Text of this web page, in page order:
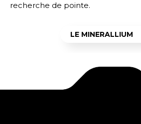
recherche de pointe.
LE MINERALLIUM